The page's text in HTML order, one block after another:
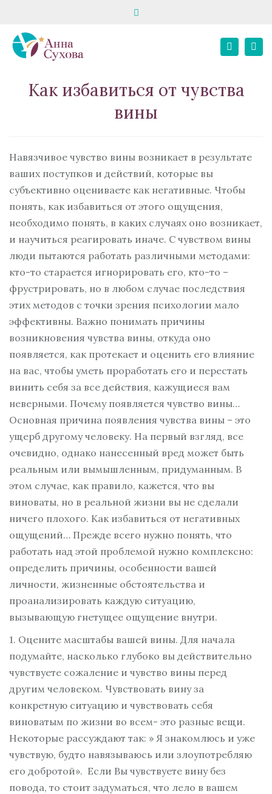
запись на консультацию
+7 916 195 82 80
школа «Твой психолог»
+7 967 068 02 21
Как избавиться от чувства
вины
Навязчивое чувство вины возникает в результате
ваших поступков и действий, которые вы
субъективно оцениваете как негативные. Чтобы
понять, как избавиться от этого ощущения,
необходимо понять, в каких случаях оно возникает,
и научиться реагировать иначе. С чувством вины
люди пытаются работать различными методами:
кто-то старается игнорировать его, кто-то –
фрустрировать, но в любом случае последствия
этих методов с точки зрения психологии мало
эффективны. Важно понимать причины
возникновения чувства вины, откуда оно
появляется, как протекает и оценить его влияние
на вас, чтобы уметь проработать его и перестать
винить себя за все действия, кажущиеся вам
неверными. Почему появляется чувство вины…
Основная причина появления чувства вины – это
ущерб другому человеку. На первый взгляд, все
очевидно, однако нанесенный вред может быть
реальным или вымышленным, придуманным. В
этом случае, как правило, кажется, что вы
виноваты, но в реальной жизни вы не сделали
ничего плохого. Как избавиться от негативных
ощущений… Прежде всего нужно понять, что
работать над этой проблемой нужно комплексно:
определить причины, особенности вашей
личности, жизненные обстоятельства и
проанализировать каждую ситуацию,
вызывающую гнетущее ощущение внутри.
1. Оцените масштабы вашей вины. Для начала
подумайте, насколько глубоко вы действительно
чувствуете сожаление и чувство вины перед
другим человеком. Чувствовать вину за
конкретную ситуацию и чувствовать себя
виноватым по жизни во всем- это разные вещи.
Некоторые рассуждают так: » Я знакомлюсь и уже
чувствую, будто навязываюсь или злоупотребляю
его добротой». Если Вы чувствуете вину без
повода, то стоит задуматься, что лело в вашем